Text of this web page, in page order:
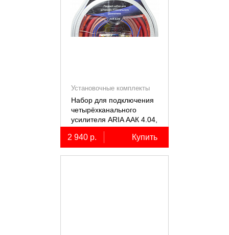
Установочные комплекты
(КИТы)
Набор для подключения
четырёхканального
усилителя ARIA ААК 4.04,
4AWG, miniANL 60А,
омедненный алюминий
(ССА)
2 940 р. Купить